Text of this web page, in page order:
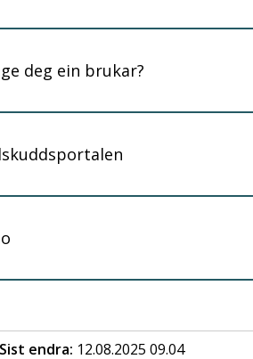
deg ein brukar?
Sist endra 12.08.2025 09.04